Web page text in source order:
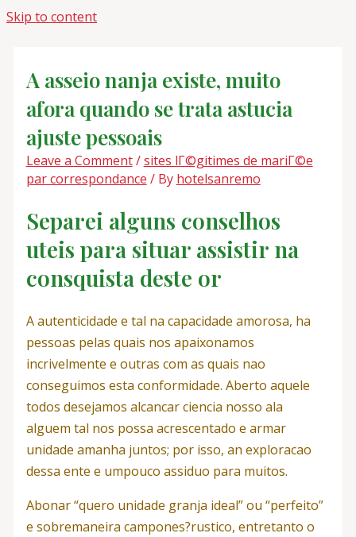
Skip to content
A asseio nanja existe, muito
afora quando se trata astucia
ajuste pessoais
Leave a Comment/sites lГ©gitimes de mariГ©e
par correspondance / By hotelsanremo
Separei alguns conselhos
uteis para situar assistir na
consquista deste or
A autenticidade e tal na capacidade amorosa, ha
pessoas pelas quais nos apaixonamos
incrivelmente e outras com as quais nao
conseguimos esta conformidade. Aberto aquele
todos desejamos alcancar ciencia nosso ala
alguem tal nos possa acrescentado e armar
unidade amanha juntos; por isso, an exploracao
dessa ente e umpouco assiduo para muitos.
Abonar “quero unidade granja ideal” ou “perfeito”
e sobremaneira campones?rustico, entretanto o